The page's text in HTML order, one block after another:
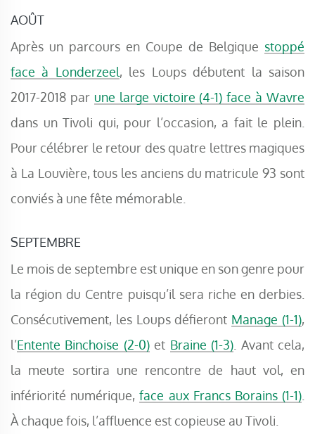
AOÛT
Après un parcours en Coupe de Belgique stoppé
face à Londerzeel, les Loups débutent la saison
2017-2018 par une large victoire (4-1) face à Wavre
dans un Tivoli qui, pour l’occasion, a fait le plein.
Pour célébrer le retour des quatre lettres magiques
à La Louvière, tous les anciens du matricule 93 sont
conviés à une fête mémorable.
SEPTEMBRE
Le mois de septembre est unique en son genre pour
la région du Centre puisqu’il sera riche en derbies.
Consécutivement, les Loups défieront Manage (1-1),
l’Entente Binchoise (2-0)et Braine (1-3) . Avant cela,
la meute sortira une rencontre de haut vol, en
infériorité numérique,face aux Francs Borains (1-1)
À chaque fois, l’affluence est copieuse au Tivoli.